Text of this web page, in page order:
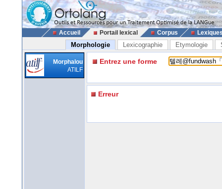
Accueil Portail lexical Corpus
Morphologie Lexicographie Etymologie
Morphalou
ATILF
Entrez une forme
Erreur